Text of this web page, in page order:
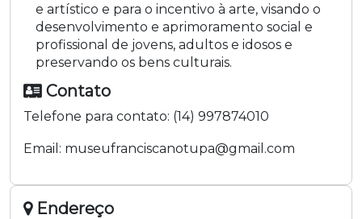
e artístico e para o incentivo à arte, visando o
desenvolvimento e aprimoramento social e
profissional de jovens, adultos e idosos e
preservando os bens culturais.
Contato
Telefone para contato: (14) 997874010
Email: museufranciscanotupa@gmail.com
Endereço